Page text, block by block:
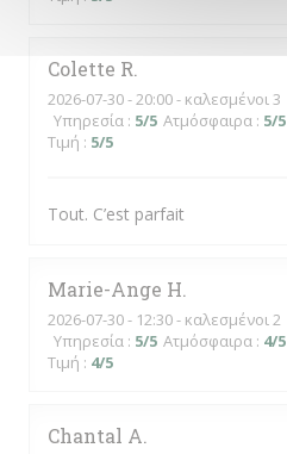
Colette R
2026-07-30- 20:00 - καλεσμένοι 3
Υπηρεσία : 5/5 Ατμόσφαιρα : 5/5
Τιμή : 5/5
Tout. C’est parfait
Marie-Ange H
2026-07-30- 12:30 - καλεσμένοι 2
Υπηρεσία : 5/5 Ατμόσφαιρα : 4/5
Τιμή : 4/5
Chantal A